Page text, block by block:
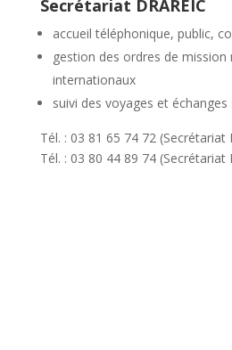
Secrétariat DRAREIC
accueil téléphonique, public,
gestion des ordres de
internationaux
suivi des voyages et échanges
Tél. : 03 81 65 74 72 (Secrétariat
Tél. : 03 80 44 89 74 (Secrétariat